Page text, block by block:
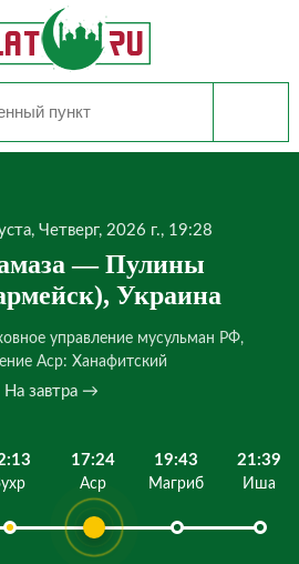
Четверг, 2026 г., 19:28
— Пулины
Украина
управление мусульман РФ,
Аср: Ханафитский
На завтра →
17:24
Аср
19:43
Магриб
21:39
Иша